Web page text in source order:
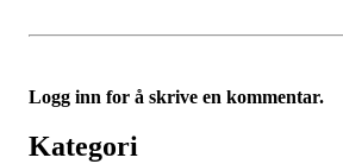
Logg inn for å skrive en kommentar.
Kategori